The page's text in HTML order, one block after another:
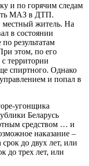
и по горячим следам
МАЗ в ДТП.
местный житель. На
в состоянии
результатам
этом, по его
территории
спиртного. Однако
и попал в
угонщика
Беларусь
средством … и
наказание –
до двух лет, или
до трех лет, или